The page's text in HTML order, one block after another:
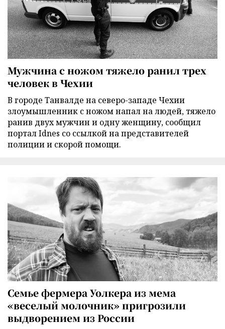
Мужчина с ножом тяжело ранил трех
человек в Чехии
В городе Танвалде на северо-западе Чехии
злоумышленник с ножом напал на людей, тяжело
ранив двух мужчин и одну женщину, сообщил
портал Idnes со ссылкой на представителей
полиции и скорой помощи.
Семье фермера Уолкера из мема
«веселый молочник» пригрозили
выдворением из России